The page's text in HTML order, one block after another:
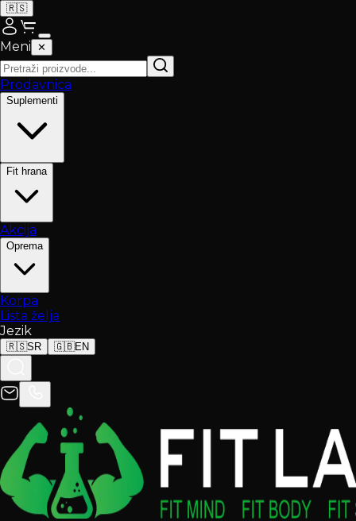
🇷🇸
Meni ✕
Prodavnica
Suplementi
Fit hrana
Akcija
Oprema
Korpa
Lista želja
Jezik
🇷🇸SR 🇬🇧EN